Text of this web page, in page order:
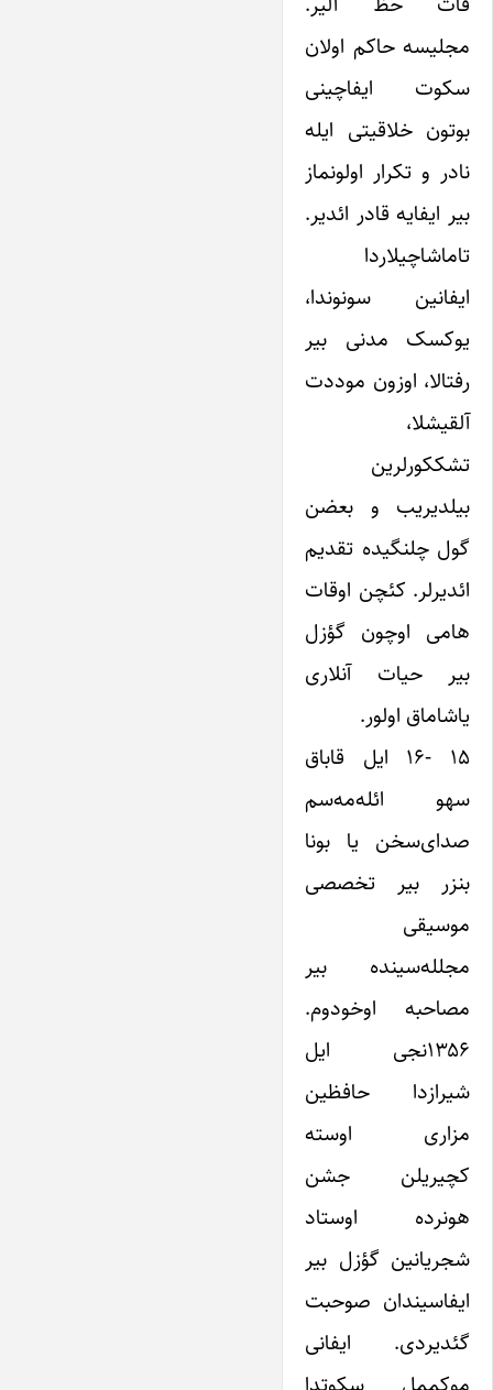
مجلیسه حاکم اولان
سکوت ایفاچینی
بوتون خلاقیتی ایله
نادر و تکرار اولونماز
بیر ایفایه قادر ائدیر.
تاماشاچیلاردا
ایفانین سونوندا،
یوکسک مدنی بیر
رفتالا، اوزون موددت
آلقیشلا،
تشککورلرین
بیلدیریب و بعضن
گول چلنگیده تقدیم
ائدیرلر. کئچن اوقات
هامی اوچون گؤزل
بیر حیات آنلاری
یاشاماق اولور.
۱۵ -۱۶ ایل قاباق
سهو ائله‌مه‌سم
صدای‌سخن یا بونا
بنزر بیر تخصصی
موسیقی
مجلله‌سینده بیر
مصاحبه اوخودوم.
۱۳۵۶نجی ایل
شیرازدا حافظین
مزاری اوسته
کچیریلن جشن
هونرده اوستاد
شجریانین گؤزل بیر
ایفاسیندان صوحبت
گئدیردی. ایفانی